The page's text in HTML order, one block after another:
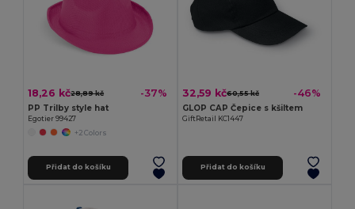
18,26 kč28,89 kč -37%
PP Trilby style hat
Egotier 99427
+2 Colors
Přidat do košíku
32,59 kč60,55 kč -46%
GLOP CAP Čepice s kšiltem
GiftRetail KC1447
Přidat do košíku